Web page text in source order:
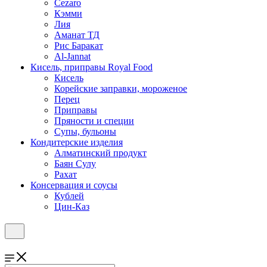
Cezaro
Кэмми
Лия
Аманат ТД
Рис Баракат
Al-Jannat
Кисель, приправы Royal Food
Кисель
Корейские заправки, мороженое
Перец
Приправы
Пряности и специи
Супы, бульоны
Кондитерские изделия
Алматинский продукт
Баян Сулу
Рахат
Консервация и соусы
Кублей
Цин-Каз